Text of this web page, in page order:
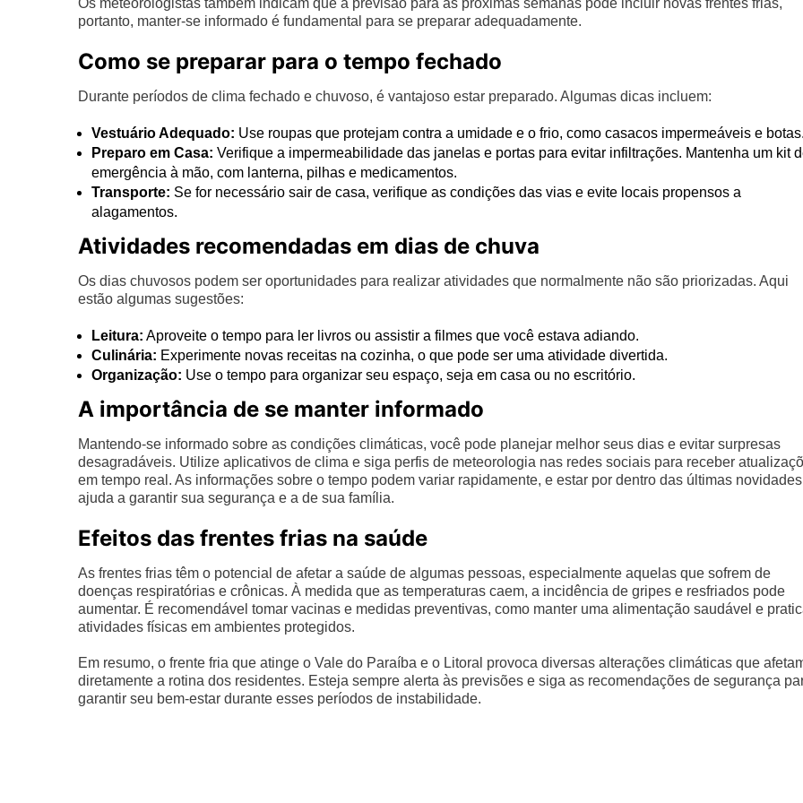
Os meteorologistas também indicam que a previsão para as próximas semanas pode incluir novas frentes frias,
portanto, manter-se informado é fundamental para se preparar adequadamente.
Como se preparar para o tempo fechado
Durante períodos de clima fechado e chuvoso, é vantajoso estar preparado. Algumas dicas incluem:
Vestuário Adequado: Use roupas que protejam contra a umidade e o frio, como casacos impermeáveis e
Preparo em Casa: Verifique a impermeabilidade das janelas e portas para evitar infiltrações. Mantenha um kit
emergência à mão, com lanterna, pilhas e medicamentos.
Transporte: Se for necessário sair de casa, verifique as condições das vias e evite locais propensos a
alagamentos.
Atividades recomendadas em dias de chuva
Os dias chuvosos podem ser oportunidades para realizar atividades que normalmente não são priorizadas. Aqui
estão algumas sugestões:
Leitura: Aproveite o tempo para ler livros ou assistir a filmes que você estava adiando.
Culinária: Experimente novas receitas na cozinha, o que pode ser uma atividade divertida.
Organização: Use o tempo para organizar seu espaço, seja em casa ou no escritório.
A importância de se manter informado
Mantendo-se informado sobre as condições climáticas, você pode planejar melhor seus dias e evitar surpresas
desagradáveis. Utilize aplicativos de clima e siga perfis de meteorologia nas redes sociais para receber
em tempo real. As informações sobre o tempo podem variar rapidamente, e estar por dentro das últimas novidades
ajuda a garantir sua segurança e a de sua família.
Efeitos das frentes frias na saúde
As frentes frias têm o potencial de afetar a saúde de algumas pessoas, especialmente aquelas que sofrem de
doenças respiratórias e crônicas. À medida que as temperaturas caem, a incidência de gripes e resfriados pode
aumentar. É recomendável tomar vacinas e medidas preventivas, como manter uma alimentação saudável e
atividades físicas em ambientes protegidos.
Em resumo, o frente fria que atinge o Vale do Paraíba e o Litoral provoca diversas alterações climáticas que
diretamente a rotina dos residentes. Esteja sempre alerta às previsões e siga as recomendações de segurança
garantir seu bem-estar durante esses períodos de instabilidade.